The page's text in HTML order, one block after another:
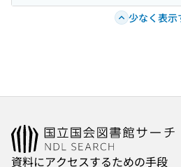
少なく表示
資料にアクセスするための手段